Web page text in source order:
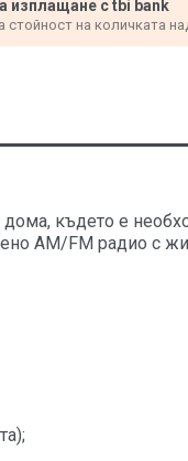
изплащане с tbi bank
стойност на количката
където е
AM/FM радио с